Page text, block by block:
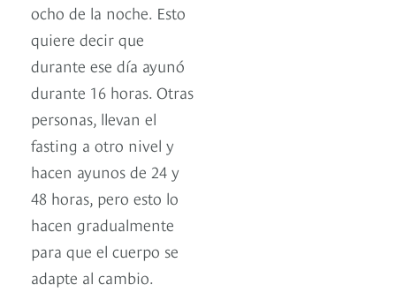
ocho de la noche. Esto
quiere decir que
durante ese día ayunó
durante 16 horas. Otras
personas, llevan el
fasting a otro nivel y
hacen ayunos de 24 y
48 horas, pero esto lo
hacen gradualmente
para que el cuerpo se
adapte al cambio.